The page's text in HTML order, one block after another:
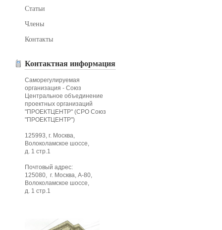
Статьи
Члены
Контакты
Контактная информация
Саморегулируемая
организация - Союз
Центральное объединение
проектных организаций
"ПРОЕКТЦЕНТР" (СРО Союз
"ПРОЕКТЦЕНТР")
125993, г. Москва,
Волоколамское шоссе,
д. 1 стр.1
Почтовый адрес:
125080, г. Москва, А-80,
Волоколамское шоссе,
д. 1 стр.1